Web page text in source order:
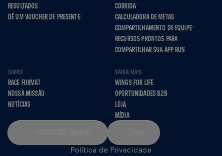
RESULTADOS
DÊ UM VOUCHER DE PRESENTE
CORRIDA
CALCULADORA DE METAS
COMPARTILHAMENTO DE EQUIPE
RECURSOS PRONTOS PARA
COMPARTILHAR SUA APP RUN
SOBRE
RACE FORMAT
NOSSA MISSÃO
NOTÍCIAS
SAIBA MAIS
WINGS FOR LIFE
OPORTUNIDADES B2B
LOJA
MÍDIA
Política de Privacidade